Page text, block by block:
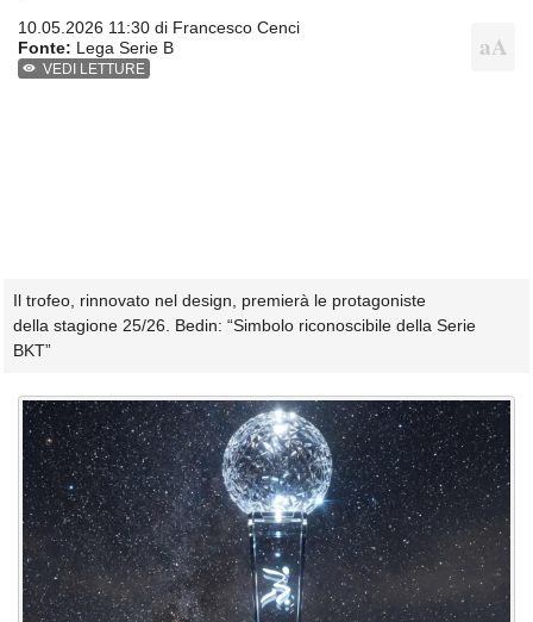
10.05.2026 11:30 di Francesco Cenci
Fonte: Lega Serie B
VEDI LETTURE
Il trofeo, rinnovato nel design, premierà le protagoniste
della stagione 25/26. Bedin: “Simbolo riconoscibile della Serie
BKT”